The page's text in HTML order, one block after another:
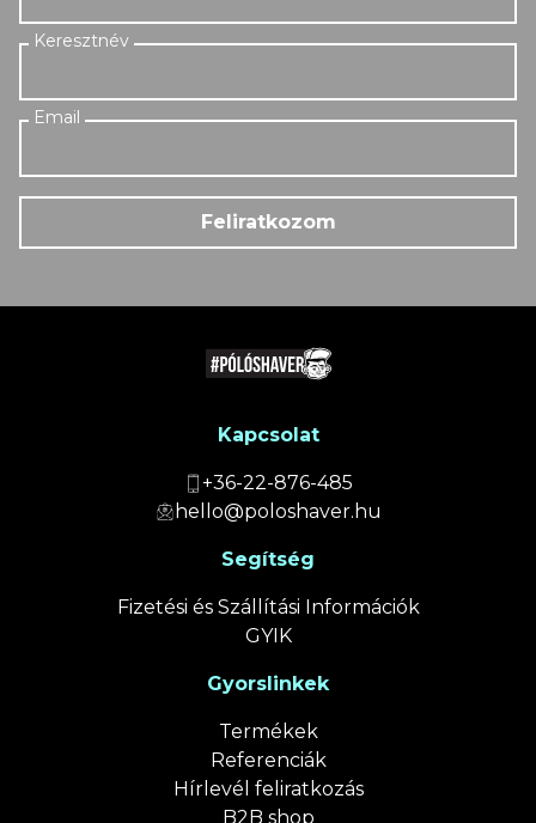
Feliratkozom
Kapcsolat
+36-22-876-485
hello@poloshaver.hu
Segítség
Fizetési és Szállítási Információk
GYIK
Gyorslinkek
Termékek
Referenciák
Hírlevél feliratkozás
B2B shop